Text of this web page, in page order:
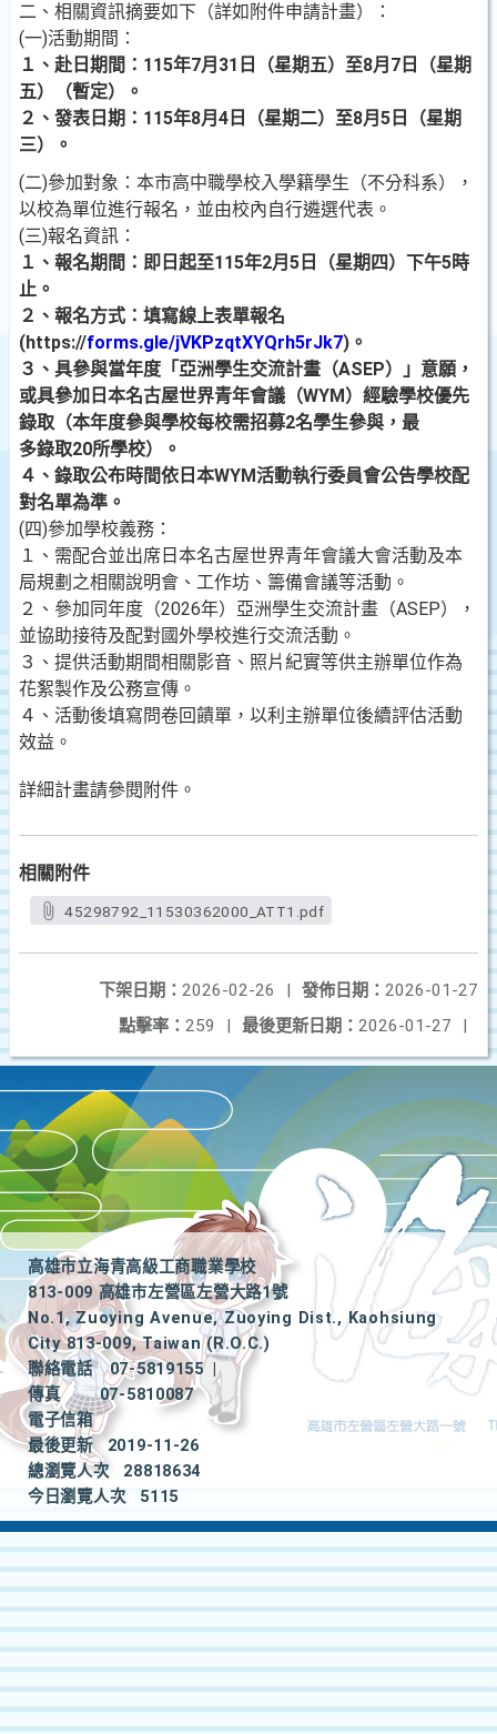
二、相關資訊摘要如下（詳如附件申請計畫）：
(一)活動期間：
１、赴日期間：115年7月31日（星期五）至8月7日（星期
五）（暫定）。
２、發表日期：115年8月4日（星期二）至8月5日（星期
三）。
(二)參加對象：本市高中職學校入學籍學生（不分科系），
以校為單位進行報名，並由校內自行遴選代表。
(三)報名資訊：
１、報名期間：即日起至115年2月5日（星期四）下午5時
止。
２、報名方式：填寫線上表單報名
(https://forms.gle/jVKPzqtXYQrh5rJk7)。
３、具參與當年度「亞洲學生交流計畫（ASEP）」意願，
或具參加日本名古屋世界青年會議（WYM）經驗學校優先
錄取（本年度參與學校每校需招募2名學生參與，最
多錄取20所學校）。
４、錄取公布時間依日本WYM活動執行委員會公告學校配
對名單為準。
(四)參加學校義務：
１、需配合並出席日本名古屋世界青年會議大會活動及本
局規劃之相關說明會、工作坊、籌備會議等活動。
２、參加同年度（2026年）亞洲學生交流計畫（ASEP），
並協助接待及配對國外學校進行交流活動。
３、提供活動期間相關影音、照片紀實等供主辦單位作為
花絮製作及公務宣傳。
４、活動後填寫問卷回饋單，以利主辦單位後續評估活動
效益。
詳細計畫請參閱附件。
相關附件
45298792_11530362000_ATT1.pdf
發佈日期： 2026-01-27
下架日期： 2026-02-26
|
最後更新日期： 2026-01-27 |
點擊率： 259 |
高雄市立海青高級工商職業學校
813-009 高雄市左營區左營大路1號
No.1, Zuoying Avenue, Zuoying Dist., Kaohsiung
City 813-009, Taiwan (R.O.C.)
聯絡電話
07-5819155
|
傳真
07-5810087
電子信箱
最後更新
2019-11-26
總瀏覽人次
28818634
今日瀏覽人次
5115